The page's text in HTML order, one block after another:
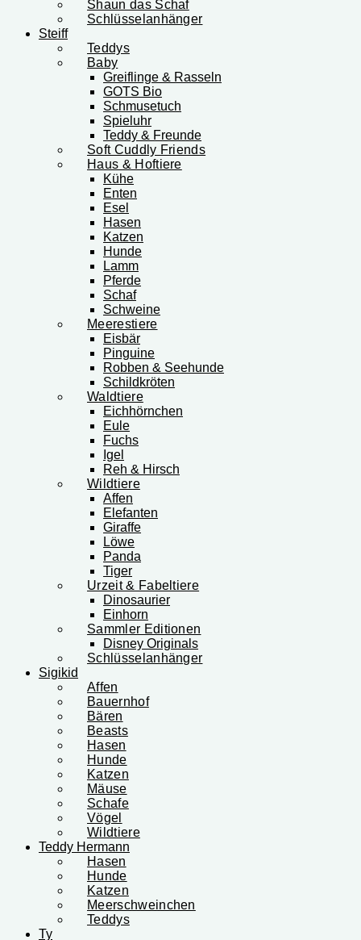
Shaun das Schaf
Schlüsselanhänger
Steiff
Teddys
Baby
Greiflinge & Rasseln
GOTS Bio
Schmusetuch
Spieluhr
Teddy & Freunde
Soft Cuddly Friends
Haus & Hoftiere
Kühe
Enten
Esel
Hasen
Katzen
Hunde
Lamm
Pferde
Schaf
Schweine
Meerestiere
Eisbär
Pinguine
Robben & Seehunde
Schildkröten
Waldtiere
Eichhörnchen
Eule
Fuchs
Igel
Reh & Hirsch
Wildtiere
Affen
Elefanten
Giraffe
Löwe
Panda
Tiger
Urzeit & Fabeltiere
Dinosaurier
Einhorn
Sammler Editionen
Disney Originals
Schlüsselanhänger
Sigikid
Affen
Bauernhof
Bären
Beasts
Hasen
Hunde
Katzen
Mäuse
Schafe
Vögel
Wildtiere
Teddy Hermann
Hasen
Hunde
Katzen
Meerschweinchen
Teddys
Ty